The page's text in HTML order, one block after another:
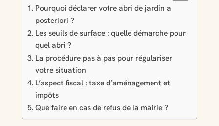
Pourquoi déclarer votre abri de jardin a
posteriori ?
Les seuils de surface : quelle démarche pour
quel abri ?
La procédure pas à pas pour régulariser
votre situation
L’aspect fiscal : taxe d’aménagement et
impôts
Que faire en cas de refus de la mairie ?